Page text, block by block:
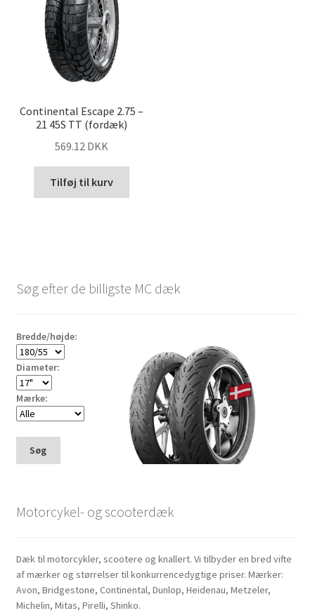
Continental Escape 2.75 –
21 45S TT (fordæk)
569.12 DKK
Tilføj til kurv
Søg efter de billigste MC dæk
Bredde/højde:
Diameter:
Mærke:
Søg
Motorcykel- og scooterdæk
Dæk til motorcykler, scootere og knallert. Vi tilbyder en bred vifte
af mærker og størrelser til konkurrencedygtige priser. Mærker:
Avon, Bridgestone, Continental, Dunlop, Heidenau, Metzeler,
Michelin, Mitas, Pirelli, Shinko.